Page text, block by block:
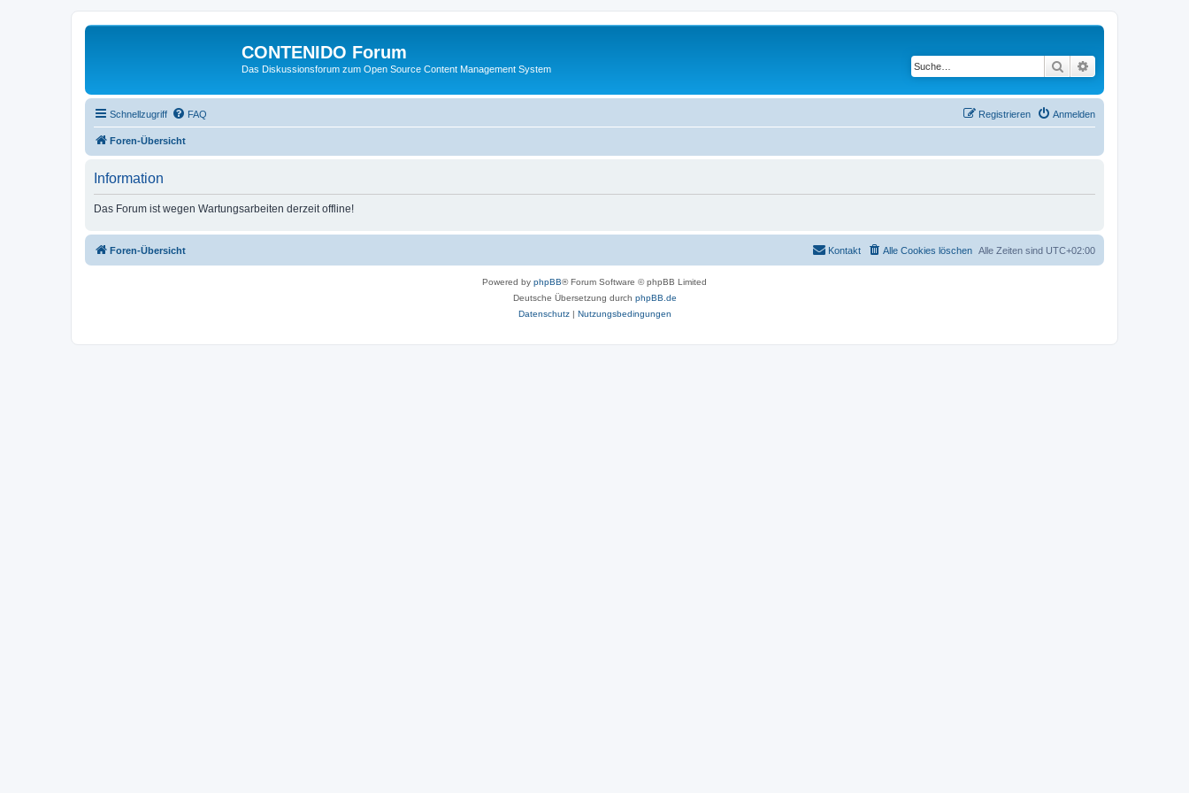
CONTENIDO Forum
Das Diskussionsforum zum Open Source Content Management System Suche
Schnellzugriff FAQ Anmelden
Registrieren
Foren-Übersicht
Information
Das Forum ist wegen Wartungsarbeiten derzeit offline!
Foren-Übersicht Alle Zeiten sind UTC+02:00
Alle Cookies löschen
Kontakt
Powered by phpBB® Forum Software © phpBB Limited
Deutsche Übersetzung durch phpBB.de
Datenschutz| Nutzungsbedingungen